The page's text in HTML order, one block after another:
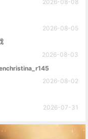
2026-08-08
2026-08-05
2026-08-03
2026-08-02
2026-07-31